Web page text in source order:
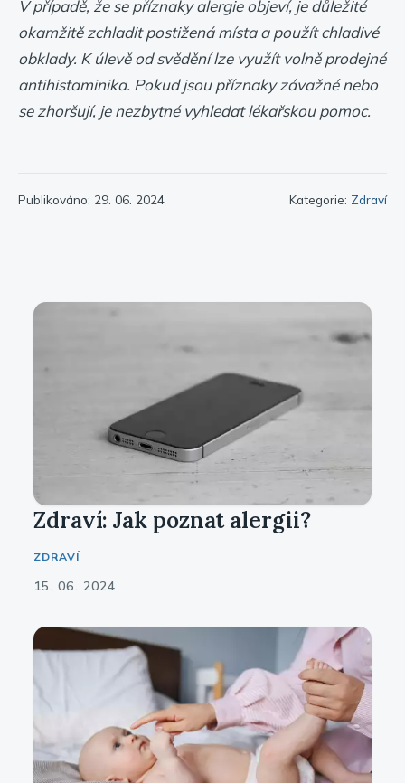
V případě, že se příznaky alergie objeví, je důležité
okamžitě zchladit postižená místa a použít chladivé
obklady. K úlevě od svědění lze využít volně prodejné
antihistaminika. Pokud jsou příznaky závažné nebo
se zhoršují, je nezbytné vyhledat lékařskou pomoc.
Publikováno: 29. 06. 2024 Kategorie: Zdraví
Zdraví: Jak poznat alergii?
ZDRAVÍ
15. 06. 2024